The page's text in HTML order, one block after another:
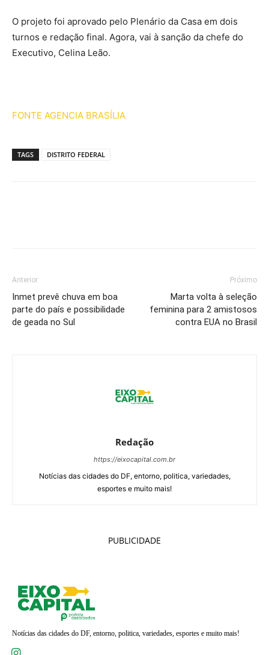
O projeto foi aprovado pelo Plenário da Casa em dois
turnos e redação final. Agora, vai à sanção da chefe do
Executivo, Celina Leão.
FONTE AGENCIA BRASÍLIA
TAGS DISTRITO FEDERAL
Anterior
Inmet prevê chuva em boa
parte do país e possibilidade
de geada no Sul
Próximo
Marta volta à seleção
feminina para 2 amistosos
contra EUA no Brasil
Redação
https://eixocapital.com.br
Notícias das cidades do DF, entorno, politica, variedades,
esportes e muito mais!
PUBLICIDADE
Notícias das cidades do DF, entorno, politica, variedades, esportes e muito mais!